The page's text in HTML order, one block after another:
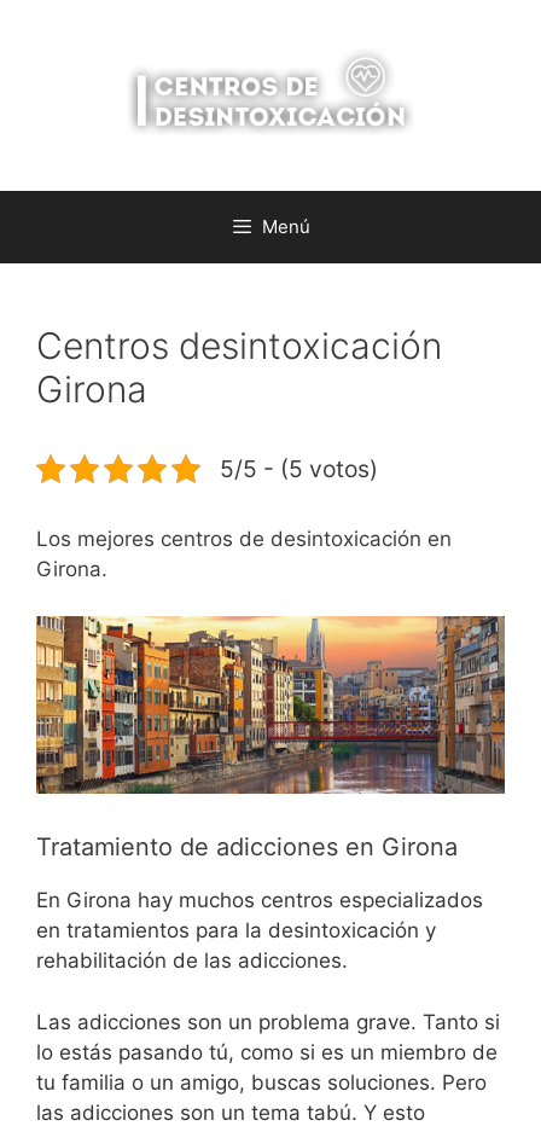
Menú
Centros desintoxicación
Girona
5/5 - (5 votos)
Los mejores centros de desintoxicación en
Girona.
Tratamiento de adicciones en Girona
En Girona hay muchos centros especializados
en tratamientos para la desintoxicación y
rehabilitación de las adicciones.
Las adicciones son un problema grave. Tanto si
lo estás pasando tú, como si es un miembro de
tu familia o un amigo, buscas soluciones. Pero
las adicciones son un tema tabú. Y esto